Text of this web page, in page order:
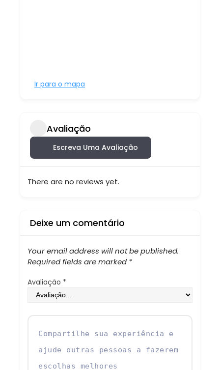
Ir para o mapa
Avaliação
Escreva Uma Avaliação
There are no reviews yet.
Deixe um comentário
Your email address will not be published.
Required fields are marked *
Avaliação *